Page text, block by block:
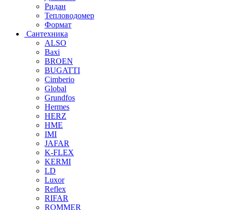
Ридан
Тепловодомер
Формат
Сантехника
ALSO
Baxi
BROEN
BUGATTI
Cimberio
Global
Grundfos
Hermes
HERZ
HME
IMI
JAFAR
K-FLEX
KERMI
LD
Luxor
Reflex
RIFAR
ROMMER